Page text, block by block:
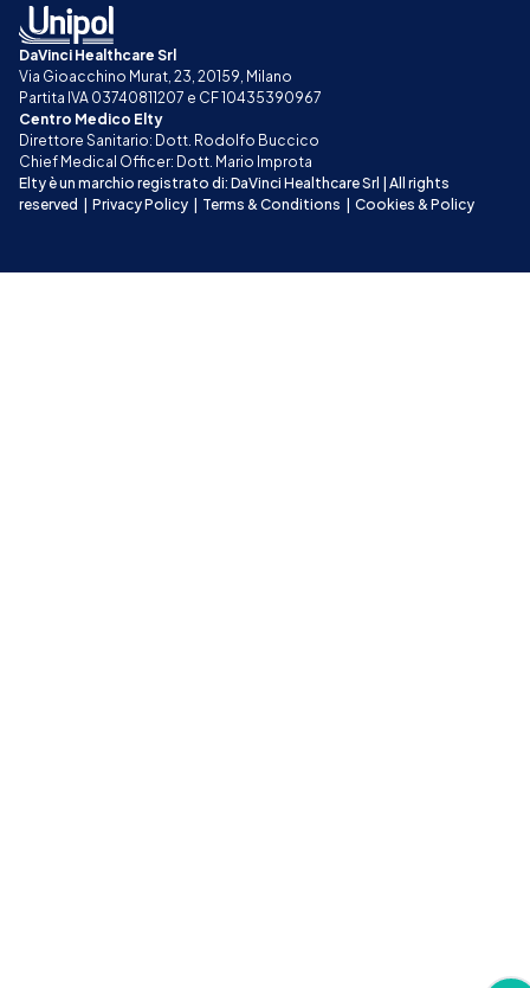
DaVinci Healthcare Srl
Via Gioacchino Murat, 23, 20159, Milano
Partita IVA 03740811207 e CF 10435390967
Centro Medico Elty
Direttore Sanitario: Dott. Rodolfo Buccico
Chief Medical Officer: Dott. Mario Improta
Elty è un marchio registrato di: DaVinci Healthcare Srl | All rights
reserved | Privacy Policy | Terms & Conditions | Cookies & Policy